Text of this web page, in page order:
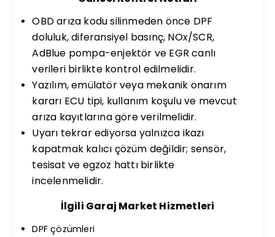
OBD arıza kodu silinmeden önce DPF
doluluk, diferansiyel basınç, NOx/SCR,
AdBlue pompa-enjektör ve EGR canlı
verileri birlikte kontrol edilmelidir.
Yazılım, emülatör veya mekanik onarım
kararı ECU tipi, kullanım koşulu ve mevcut
arıza kayıtlarına göre verilmelidir.
Uyarı tekrar ediyorsa yalnızca ikazı
kapatmak kalıcı çözüm değildir; sensör,
tesisat ve egzoz hattı birlikte
incelenmelidir.
İlgili Garaj Market Hizmetleri
DPF çözümleri